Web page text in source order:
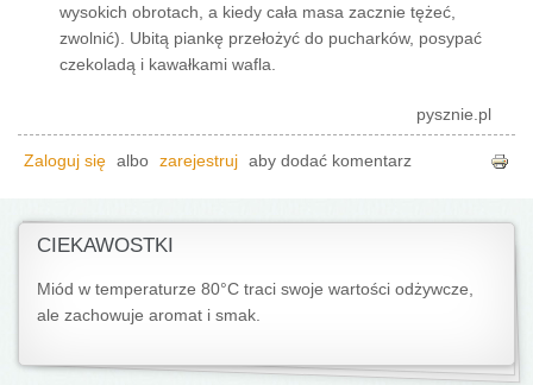
wysokich obrotach, a kiedy cała masa zacznie tężeć,
zwolnić). Ubitą piankę przełożyć do pucharków, posypać
czekoladą i kawałkami wafla.
pysznie.pl
Zaloguj się albo zarejestruj aby dodać komentarz
CIEKAWOSTKI
Miód w temperaturze 80°C traci swoje wartości odżywcze,
ale zachowuje aromat i smak.